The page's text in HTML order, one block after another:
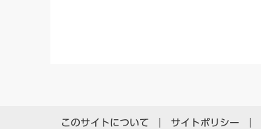
このサイトについて サイトポリシー